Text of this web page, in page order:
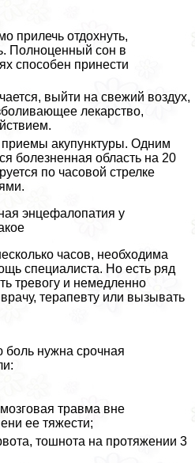
прилечь отдохнуть,
Полноценный сон в
способен принести
выйти на свежий воздух,
лекарство,
приемы акупунктуры. Одним
болезненная область на 20
по часовой стрелке
энцефалопатия у
часов, необходима
специалиста. Но есть ряд
тревогу и немедленно
терапевту или вызывать
боль нужна срочная
травма вне
ее тяжести;
тошнота на протяжении 3